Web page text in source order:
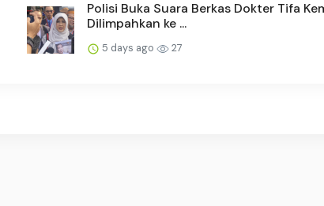
Polisi Buka Suara Berkas Dokter Tifa
Dilimpahkan ke ...
5 days ago 27